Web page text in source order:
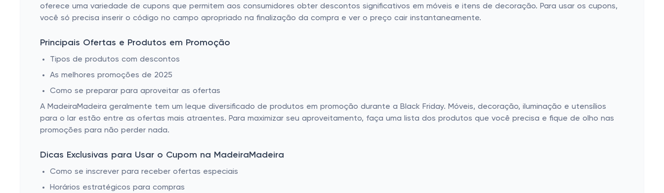
oferece uma variedade de cupons que permitem aos consumidores obter descontos significativos em móveis e itens de decoração. Para usar os cupons,
você só precisa inserir o código no campo apropriado na finalização da compra e ver o preço cair instantaneamente.
Principais Ofertas e Produtos em Promoção
Tipos de produtos com descontos
As melhores promoções de 2025
Como se preparar para aproveitar as ofertas
A MadeiraMadeira geralmente tem um leque diversificado de produtos em promoção durante a Black Friday. Móveis, decoração, iluminação e utensílios
para o lar estão entre as ofertas mais atraentes. Para maximizar seu aproveitamento, faça uma lista dos produtos que você precisa e fique de olho nas
promoções para não perder nada.
Dicas Exclusivas para Usar o Cupom na MadeiraMadeira
Como se inscrever para receber ofertas especiais
Horários estratégicos para compras